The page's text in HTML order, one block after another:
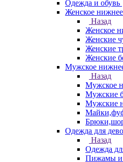
Одежда и обувь
Женское нижнее
Назад
Женское
Женские
Женские
Женские
Мужское
Назад
Мужское
Мужские
Мужские
Одежда для
Назад
Одежда
Пижамы и